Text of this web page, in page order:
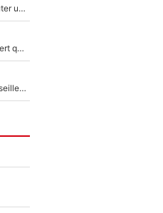
«C’est un très bon choix» : L'OM fait une offre pour recruter un ancien joueur du PSG... et c'est validé dans l'After Foot !
140M€ pour Yan Diomandé : Le PSG a dit non au transfert qui bat tous les records sur le mercato
La crise financière continue de faire des ravages à Marseille : L’OM a placé 12 joueurs sur le marché des transferts… et ça pourrait lui rapporter près de 100M€ !